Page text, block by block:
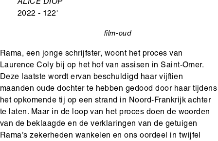
Ondertitel
ALICE DIOP
2022 - 122'
film-oud
Rama, een jonge schrijfster, woont het proces van
Laurence Coly bij op het hof van assisen in Saint-Omer.
Deze laatste wordt ervan beschuldigd haar vijftien
maanden oude dochter te hebben gedood door haar tijdens
het opkomende tij op een strand in Noord-Frankrijk achter
te laten. Maar in de loop van het proces doen de woorden
van de beklaagde en de verklaringen van de getuigen
Rama’s zekerheden wankelen en ons oordeel in twijfel